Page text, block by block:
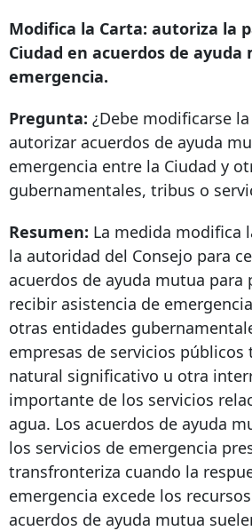
Modifica la Carta: autoriza la
Ciudad en acuerdos de ayuda
emergencia.
Pregunta: ¿Debe modificarse
autorizar acuerdos de ayuda
emergencia entre la Ciudad y
gubernamentales, tribus o
Resumen: La medida modifica
la autoridad del Consejo para
acuerdos de ayuda mutua para
recibir asistencia de
otras entidades
empresas de servicios públicos
natural significativo u otra
importante de los servicios
agua. Los acuerdos de ayuda
los servicios de emergencia
transfronteriza cuando la
emergencia excede los
acuerdos de ayuda mutua